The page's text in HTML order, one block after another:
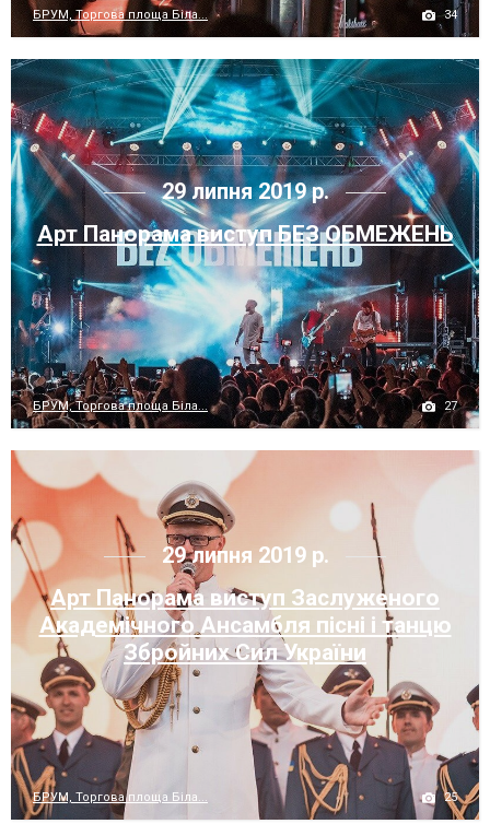
БРУМ, Торгова площа Біла... 34
29 липня 2019 р.
Арт Панорама виступ БЕЗ ОБМЕЖЕНЬ
БРУМ, Торгова площа Біла... 27
29 липня 2019 р.
Арт Панорама виступ Заслуженого
Академічного Ансамбля пісні і танцю
Збройних Сил України
БРУМ, Торгова площа Біла... 25